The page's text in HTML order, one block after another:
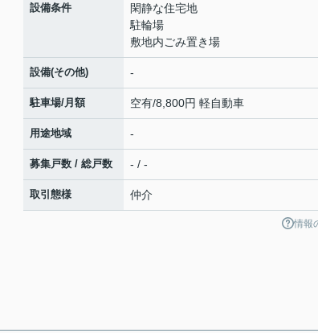
設備条件
閑静な住宅地
駐輪場
敷地内ごみ置き場
設備(その他) -
駐車場/月額 空有/8,800円 軽自動車
用途地域 -
募集戸数 / 総戸数 - / -
取引態様 仲介
情報